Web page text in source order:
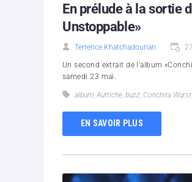
En prélude à la sortie
Unstoppable»
Terrence Khatchadourian
Un second extrait de l'album
samedi 23 mai.
album, Autriche, buzz, Conchita Wurst​
EN SAVOIR PLUS